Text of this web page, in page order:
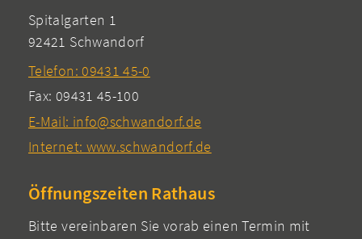
Spitalgarten 1
92421 Schwandorf
Telefon: 09431 45-0
Fax: 09431 45-100
E-Mail: info@schwandorf.de
Internet: www.schwandorf.de
Öffnungszeiten Rathaus
Bitte vereinbaren Sie vorab einen Termin mit